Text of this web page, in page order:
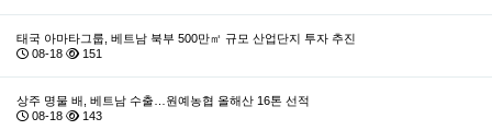
태국 아마타그룹, 베트남 북부 500만㎡ 규모 산업단지 투자 추진
08-18
151
상주 명물 배, 베트남 수출…원예농협 올해산 16톤 선적
08-18
143